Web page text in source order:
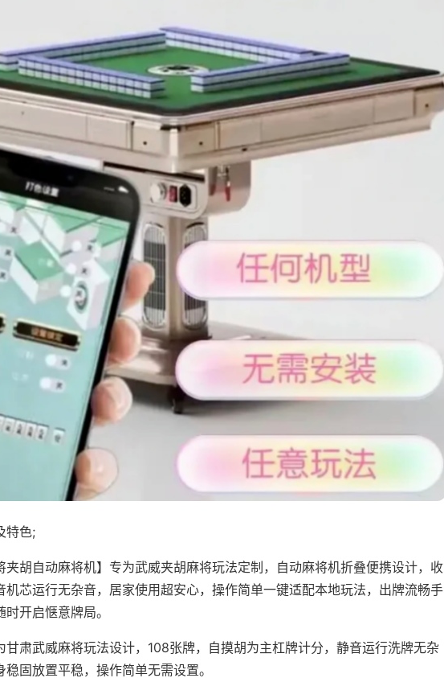
特色;
夹胡自动麻将机】专为武威夹胡麻将玩法定制，自动麻将机折叠便携设计，收
机芯运行无杂音，居家使用超安心，操作简单一键适配本地玩法，出牌流畅手
开启惬意牌局。
甘肃武威麻将玩法设计，108张牌，自摸胡为主杠牌计分，静音运行洗牌无杂
固放置平稳，操作简单无需设置。